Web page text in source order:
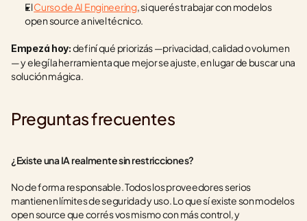
El Curso de AI Engineering, si querés trabajar con modelos
open source a nivel técnico.
Empezá hoy: definí qué priorizás —privacidad, calidad o volumen
— y elegí la herramienta que mejor se ajuste, en lugar de buscar una
solución mágica.
Preguntas frecuentes
¿Existe una IA realmente sin restricciones?
No de forma responsable. Todos los proveedores serios
mantienen límites de seguridad y uso. Lo que sí existe son modelos
open source que corrés vos mismo con más control, y